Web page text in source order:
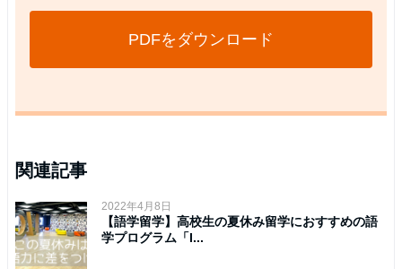
PDFをダウンロード
関連記事
2022年4月8日
【語学留学】高校生の夏休み留学におすすめの語
学プログラム「I...